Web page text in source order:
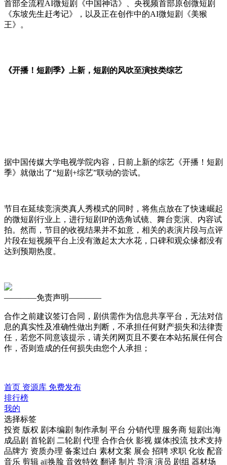
首部全流程AI微短剧《中国神话》、央视频首部原创微短剧
《东坡先生赶考记》，以及正在创作中的AI微短剧《美猴
王》。
《开播！短剧季》上新，短剧的风吹至演技类综艺
据中国传媒大学电视学院内容，日前上新的综艺《开播！短剧
季》就做出了“短剧+综艺”联动的尝试。
节目在延续竞演类真人秀模式的同时，将焦点放在了快速崛起
的微短剧行业上，进行短剧IP的选角试镜、舞台竞演、内容试
拍。然而，节目的收视结果并不如意，相关的表演片段与点评
片段在短视频平台上没有激起太大水花，口碑和观众缘都没有
达到预期热度。
————免责声明————
合作之前建议签订合同，剧供需作为信息共享平台，无法对信
息的真实性及准确性做出判断，不承担任何财产损失和法律责
任，若您不同意该提示，请关闭网页且不要在本站拓展任何合
作，否则造成的任何损失由您个人承担；
首页 资源库 免费发布
排行榜
我的
选择标签
投资 版权 剧本编剧 制作承制 平台 分销代理 服务商 短剧出海
成品剧 首轮剧 二轮剧 代理 合作合伙 影视 媒体|投流 技术支持
品牌方 资质办理 备案过白 素材文案 展会 招聘 求职 化妆 配音
音乐 剪辑 ai|换脸 音效特效 翻译 制片 导演 演员 剧组 器材场